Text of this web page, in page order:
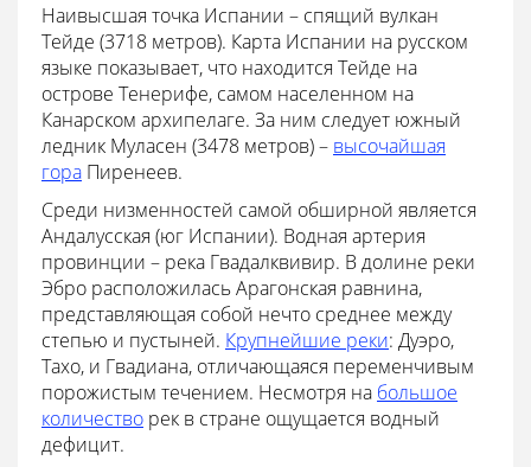
Наивысшая точка Испании – спящий вулкан
Тейде (3718 метров). Карта Испании на русском
языке показывает, что находится Тейде на
острове Тенерифе, самом населенном на
Канарском архипелаге. За ним следует южный
ледник Муласен (3478 метров) – высочайшая
гора Пиренеев.
Среди низменностей самой обширной является
Андалусская (юг Испании). Водная артерия
провинции – река Гвадалквивир. В долине реки
Эбро расположилась Арагонская равнина,
представляющая собой нечто среднее между
степью и пустыней. Крупнейшие реки: Дуэро,
Тахо, и Гвадиана, отличающаяся переменчивым
порожистым течением. Несмотря на большое
количество рек в стране ощущается водный
дефицит.